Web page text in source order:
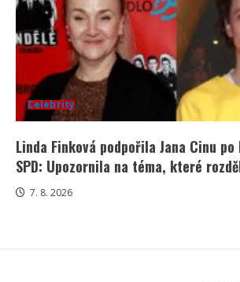
Celebrity
Linda Finková podpořila Jana Cinu
SPD: Upozornila na téma, které
7. 8. 2026